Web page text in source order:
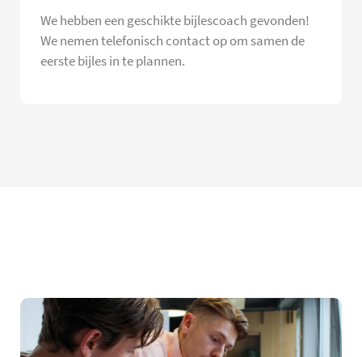
We hebben een geschikte bijlescoach gevonden!
We nemen telefonisch contact op om samen de
eerste bijles in te plannen.